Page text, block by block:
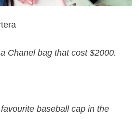
Chanel bag that cost $2000.
baseball cap in the